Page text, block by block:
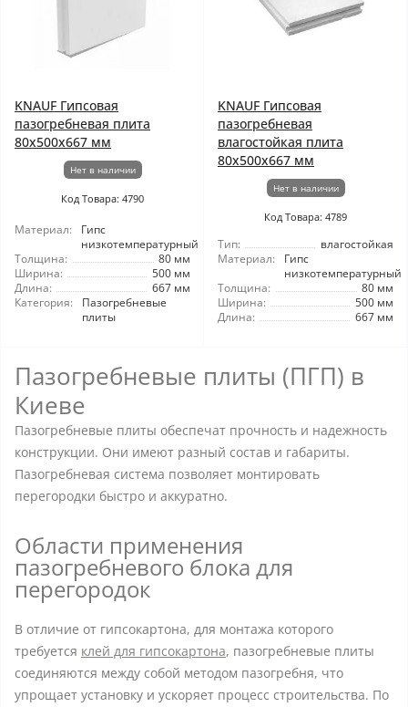
KNAUF Гипсовая
пазогребневая плита
80x500x667 мм
Нет в наличии
Код Товара: 4790
Материал:
Гипс
низкотемпературный
Толщина:
80 мм
Ширина:
500 мм
Длина:
667 мм
Категория:
Пазогребневые
плиты
KNAUF Гипсовая
пазогребневая
влагостойкая плита
80x500x667 мм
Нет в наличии
Код Товара: 4789
Тип:
влагостойкая
Материал:
Гипс
низкотемпературный
Толщина:
80 мм
Ширина:
500 мм
Длина:
667 мм
Пазогребневые плиты (ПГП) в
Киеве
Пазогребневые плиты обеспечат прочность и надежность
конструкции. Они имеют разный состав и габариты.
Пазогребневая система позволяет монтировать
перегородки быстро и аккуратно.
Области применения
пазогребневого блока для
перегородок
В отличие от гипсокартона, для монтажа которого
требуется клей для гипсокартона, пазогребневые плиты
соединяются между собой методом пазогребня, что
упрощает установку и ускоряет процесс строительства. По